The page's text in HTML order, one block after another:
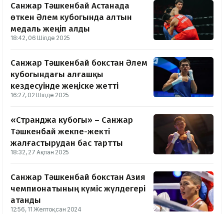
Санжар Тәшкенбай Астанада
өткен Әлем кубогында алтын
медаль жеңіп алды
18:42, 06 Шілде 2025
Санжар Тәшкенбай бокстан Әлем
кубогындағы алғашқы
кездесуінде жеңіске жетті
16:27, 02 Шілде 2025
«Странджа кубогы» – Санжар
Тәшкенбай жекпе-жекті
жалғастырудан бас тартты
18:32, 27 Ақпан 2025
Санжар Тәшкенбай бокстан Азия
чемпионатының күміс жүлдегері
атанды
12:56, 11 Желтоқсан 2024